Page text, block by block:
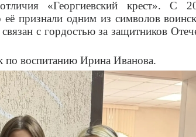
«Георгиевский крест». С
её признали одним из символов
с гордостью за защитников
по воспитанию Ирина Иванова.